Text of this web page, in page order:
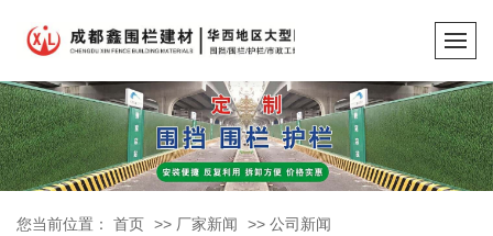
您当前位置： 首页 >> 厂家新闻 >> 公司新闻